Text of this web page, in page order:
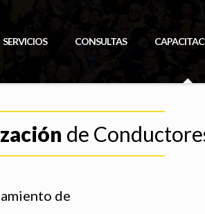
SERVICIOS CONSULTAS
de
de